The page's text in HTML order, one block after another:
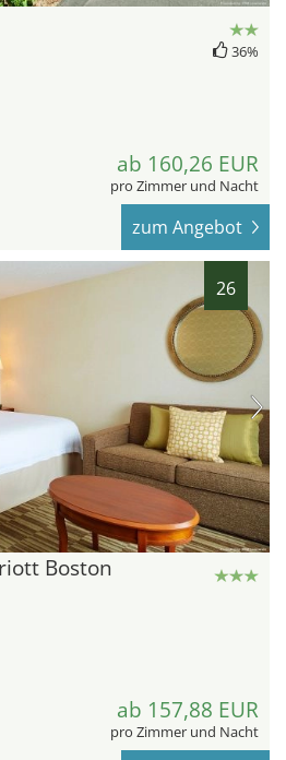
36%
ab 160,26 EUR
pro Zimmer und Nacht
zum Angebot
26
Boston
ab 157,88 EUR
pro Zimmer und Nacht